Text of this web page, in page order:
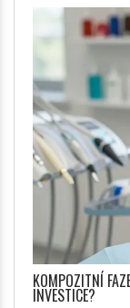
KOMPOZITNÍ
INVESTICE?